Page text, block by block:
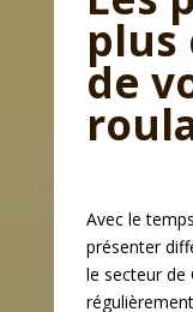
plus
de
Avec le
présenter
le secteur de